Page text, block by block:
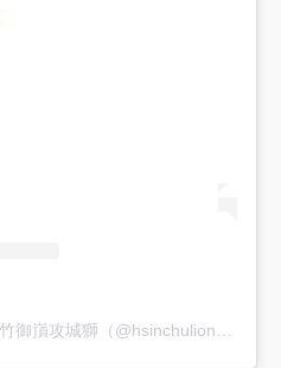
Hsinchu Toplus Lioneers 新竹御嵿攻城獅（@hsinchulioneers）分享的貼文